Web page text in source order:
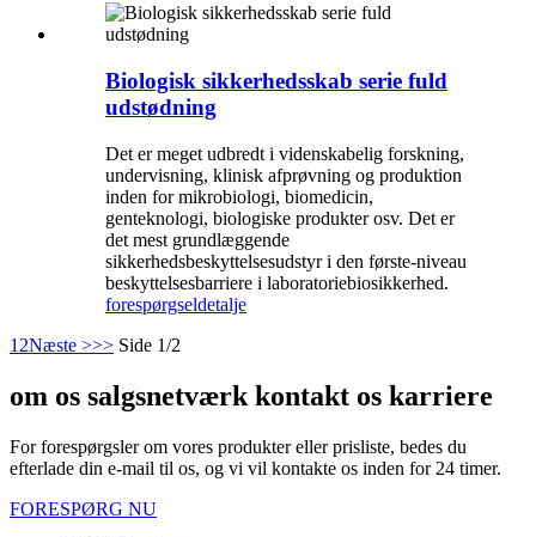
Biologisk sikkerhedsskab serie fuld
udstødning
Det er meget udbredt i videnskabelig forskning,
undervisning, klinisk afprøvning og produktion
inden for mikrobiologi, biomedicin,
genteknologi, biologiske produkter osv. Det er
det mest grundlæggende
sikkerhedsbeskyttelsesudstyr i den første-niveau
beskyttelsesbarriere i laboratoriebiosikkerhed.
forespørgseldetalje
1 2Næste >>> Side 1/2
om os salgsnetværk kontakt os karriere
For forespørgsler om vores produkter eller prisliste, bedes du
efterlade din e-mail til os, og vi vil kontakte os inden for 24 timer.
FORESPØRG NU